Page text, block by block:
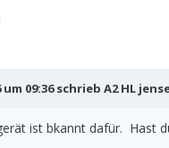
um 09:36 schrieb A2 HL
ist bkannt dafür. Hast